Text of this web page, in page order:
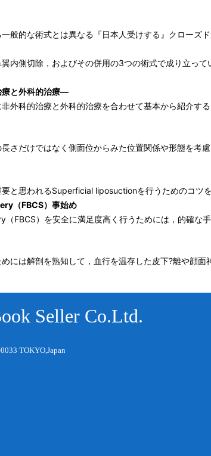
般的な術式とは異なる『日本人受けする』クローズ
内側切除，およびその併用の3つの術式で成り立っ
と外科的治療―
外科的治療と外科的治療を合わせて基本から紹介
さだけではなく側面位からみた位置関係や形態を考
と思われるSuperficial liposuctionを行うためのコツを
（FBCS）事始め
FBCS）を安全に満足度高く行うためには，的確な
には解剖を熟知して，血行を温存した皮下?離や顔
Seller Co.Ltd.
TOKYO,Japan